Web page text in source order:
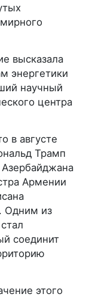
высказала
энергетики
научный
центра
в августе
Трамп
Армении
Одним из
соединит
этого